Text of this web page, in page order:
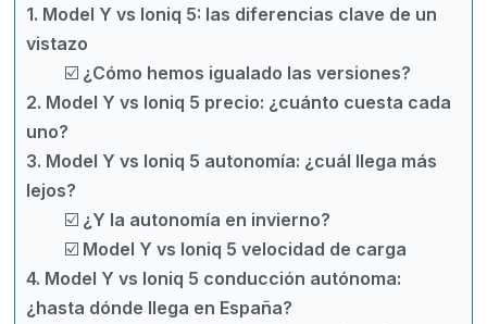
1. Model Y vs Ioniq 5: las diferencias clave de un
vistazo
☑️ ¿Cómo hemos igualado las versiones?
2. Model Y vs Ioniq 5 precio: ¿cuánto cuesta cada
uno?
3. Model Y vs Ioniq 5 autonomía: ¿cuál llega más
lejos?
☑️ ¿Y la autonomía en invierno?
☑️ Model Y vs Ioniq 5 velocidad de carga
4. Model Y vs Ioniq 5 conducción autónoma:
¿hasta dónde llega en España?